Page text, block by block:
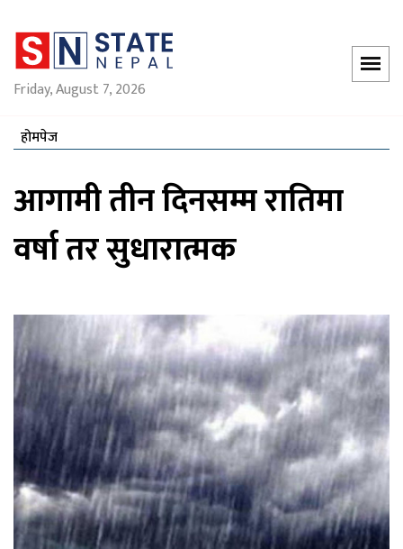
Friday, August 7, 2026
होमपेज
आगामी तीन दिनसम्म रातिमा
वर्षा तर सुधारात्मक